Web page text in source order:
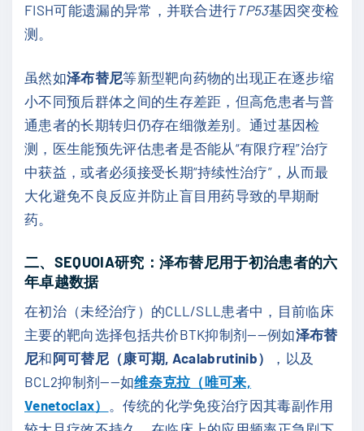
FISH可能遗漏的异常，并联合进行TP53基因突变检
测。
虽然如泽布替尼等新型靶向药物的出现正在逐步缩
小不同预后群体之间的生存差距，但高危患者与普
通患者的长期转归仍存在细微差别。通过基因检
测，医生能预先评估患者是否能从“有限疗程”治疗
中获益，或者必须接受长期“持续性治疗”，从而最
大化避免不良反应并防止盲目用药导致的早期耐
药。
二、SEQUOIA研究：泽布替尼用于初治患者的六
年卓越数据
在初治（未经治疗）的CLL/SLL患者中，目前临床
主要的靶向选择包括共价BTK抑制剂——例如泽布替
尼和阿可替尼（康可期, Acalabrutinib）
，以及
BCL2抑制剂——如维奈克拉（唯可来,
Venetoclax）
。传统的化学免疫治疗因其毒副作用